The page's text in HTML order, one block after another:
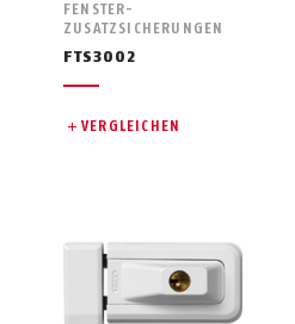
FENSTER-
ZUSATZSICHERUNGEN
FTS3002
VERGLEICHEN